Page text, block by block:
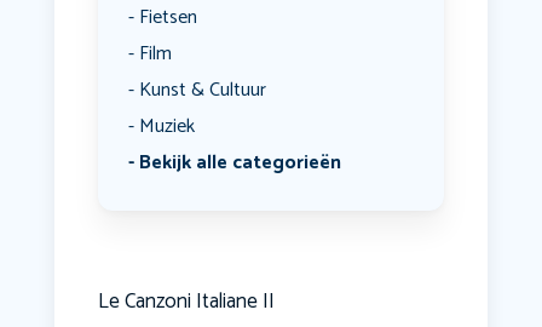
Fietsen
Film
Kunst & Cultuur
Muziek
Bekijk alle categorieën
Le Canzoni Italiane II